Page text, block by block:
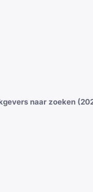
naar zoeken